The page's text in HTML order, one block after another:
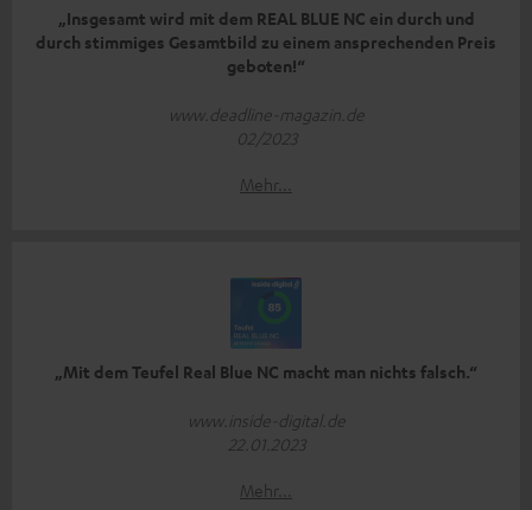
„Insgesamt wird mit dem REAL BLUE NC ein durch und
durch stimmiges Gesamtbild zu einem ansprechenden Preis
geboten!“
www.deadline-magazin.de
02/2023
Mehr...
„Mit dem Teufel Real Blue NC macht man nichts falsch.“
www.inside-digital.de
22.01.2023
Mehr...